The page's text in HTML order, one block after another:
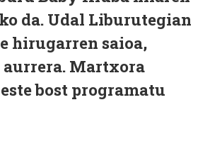
da. Udal Liburutegian
hirugarren saioa,
aurrera. Martxora
bost programatu